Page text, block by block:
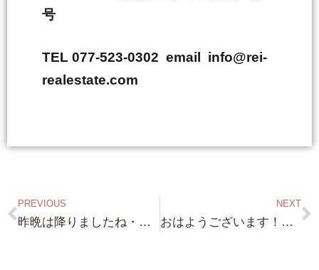
号
TEL 077-523-0302 email info@rei-
realestate.com
PREVIOUS
昨晩は降りましたね・・雪 しかし！早速 本日 近江舞子 究極の浜付き物件 約720坪 案内させて頂きます！ K社長 宜しくお願いします。
NEXT
おはようございます！今朝はちょっとだけ暖かく感じますね 週末も 近江舞子 琵琶湖浜付き・北小松 琵琶湖浜付き 案内です！